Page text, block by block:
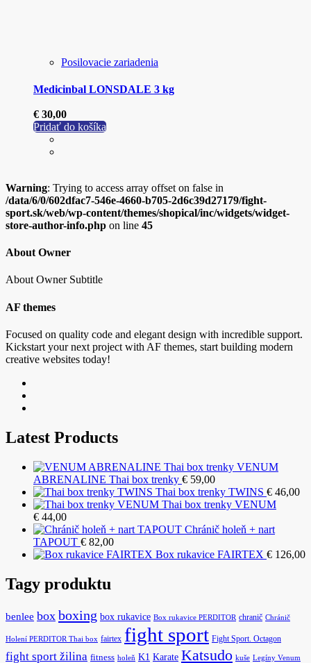
Posilovacie zariadenia
Medicinbal LONSDALE 3 kg
€ 30,00
Pridať do košíka
Warning: Trying to access array offset on false in
/data/6/0/602dfac7-546e-4660-b705-2d6c39d27179/fight-
sport.sk/web/wp-content/themes/shopical/inc/widgets/widget-
store-author-info.php on line 45
About Owner
About Owner Subtitle
AF themes
Focused on quality code and elegant design with incredible support.
Kickstart your next project with AF themes, start building modern
creative websites today!
Latest Products
VENUM
ABRENALINE Thai box trenky € 59,00
Thai box trenky TWINS € 46,00
Thai box trenky VENUM
€ 44,00
Chránič holeň + nart
TAPOUT € 82,00
Box rukavice FAIRTEX € 126,00
Tagy produktu
benlee box boxing box rukavice Box rukavice PERDITOR chranič Chránič
Holení PERDITOR Thai box fairtex fight sport Fight Sport. Octagon
fight sport žilina fitness holeň K1 Karate Katsudo kuše Legíny Venum